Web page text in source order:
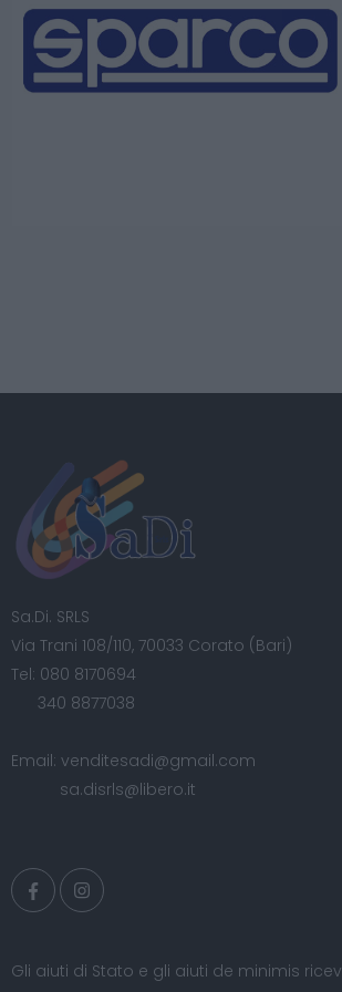
Sa.Di. SRLS
Via Trani 108/110, 70033 Corato (Bari)
Tel: 080 8170694
340 8877038
Email: venditesadi@gmail.com
sa.disrls@libero.it
Gli aiuti di Stato e gli aiuti de minimis